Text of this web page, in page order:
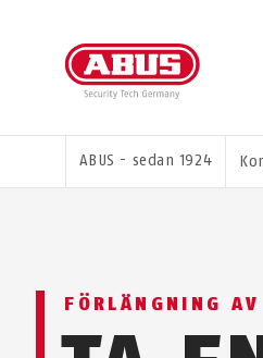
DU ÄR
ABUS - sedan 1924
FÖRLÄNGNING